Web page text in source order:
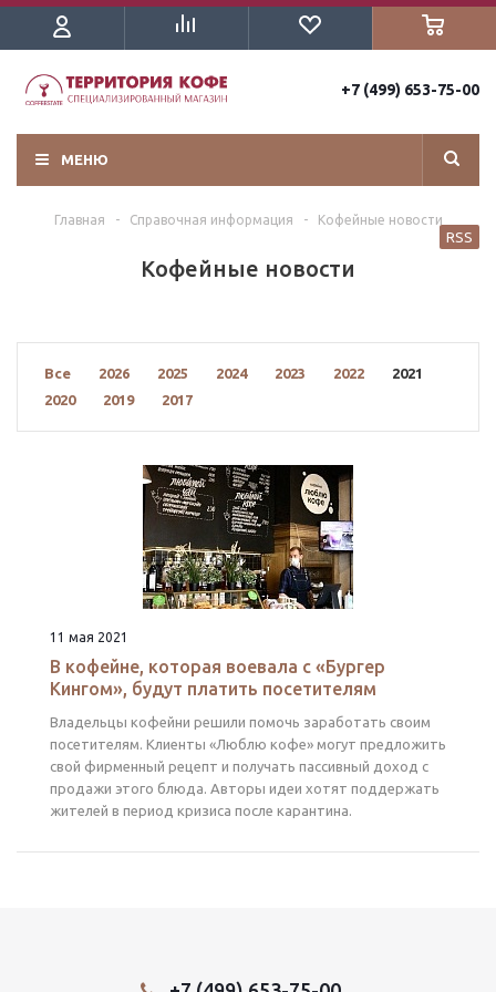
+7 (499) 653-75-00
МЕНЮ
Главная - Справочная информация - Кофейные новости
Кофейные новости
RSS
Все 2026 2025 2024 2023 2022
2021
2020
2019 2017
11 мая 2021
В кофейне, которая воевала с «Бургер
Кингом», будут платить посетителям
Владельцы кофейни решили помочь заработать своим
посетителям. Клиенты «Люблю кофе» могут предложить
свой фирменный рецепт и получать пассивный доход с
продажи этого блюда. Авторы идеи хотят поддержать
жителей в период кризиса после карантина.